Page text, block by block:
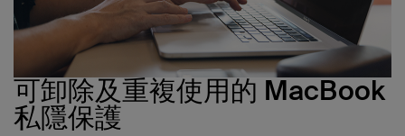
可卸除及重複使用的 MacBook
私隱保護